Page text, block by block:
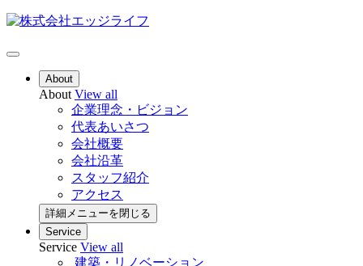
About
About View all
企業理念・ビジョン
代表あいさつ
会社概要
会社沿革
スタッフ紹介
アクセス
詳細メニューを閉じる
Service
Service View all
建築・リノベーション